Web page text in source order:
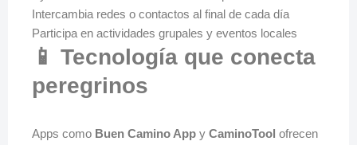
Intercambia redes o contactos al final de cada día
Participa en actividades grupales y eventos locales
📱 Tecnología que conecta
peregrinos
Apps como Buen Camino App y CaminoTool ofrecen